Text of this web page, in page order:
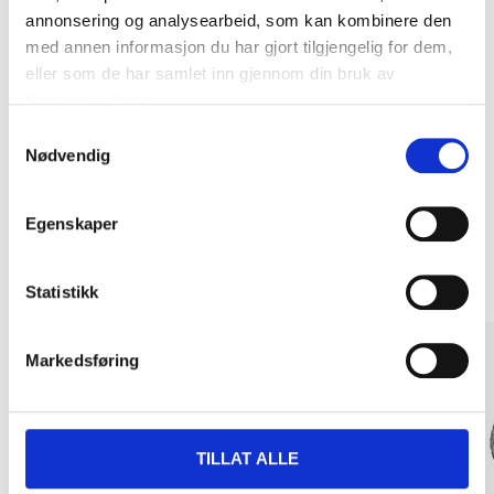
annonsering og analysearbeid, som kan kombinere den
med annen informasjon du har gjort tilgjengelig for dem,
eller som de har samlet inn gjennom din bruk av
Nødvendig
Egenskaper
Statistikk
Markedsføring
TILLAT ALLE
Kjøp & Hent
Andre kunder har også kjøpt